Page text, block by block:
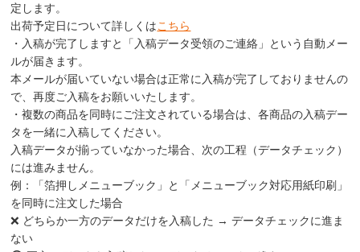
定します。
出荷予定日について詳しくはこちら
・入稿が完了しますと「入稿データ受領のご連絡」という自動メー
ルが届きます。
本メールが届いていない場合は正常に入稿が完了しておりませんの
で、再度ご入稿をお願いいたします。
・複数の商品を同時にご注文されている場合は、各商品の入稿デー
タを一緒に入稿してください。
入稿データが揃っていなかった場合、次の工程（データチェック）
には進みません。
例：「箔押しメニューブック」と「メニューブック対応用紙印刷」
を同時に注文した場合
❌ どちらか一方のデータだけを入稿した → データチェックに進ま
ない